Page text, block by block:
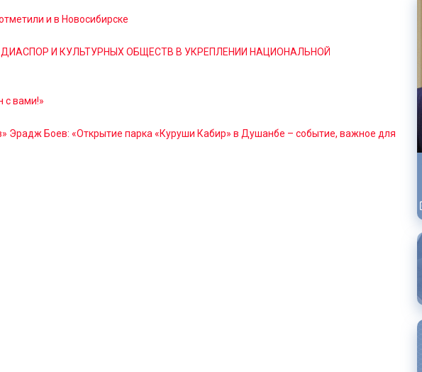
и в Новосибирске
И КУЛЬТУРНЫХ ОБЩЕСТВ В УКРЕПЛЕНИИ НАЦИОНАЛЬНОЙ
с вами!»
Эрадж Боев: «Открытие парка «Куруши Кабир» в Душанбе – событие, важное для